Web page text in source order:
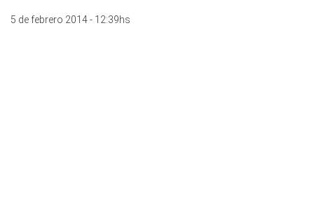
5 de febrero 2014 - 12:39hs